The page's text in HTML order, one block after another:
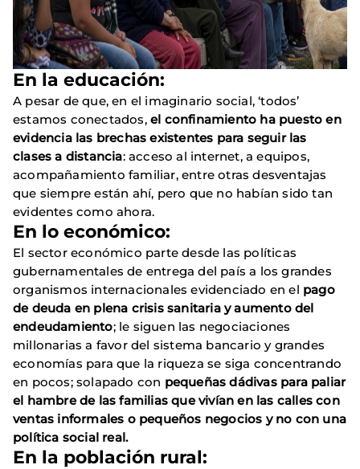
En la educación:
A pesar de que, en el imaginario social, ‘todos’
estamos conectados, el confinamiento ha puesto en
evidencia las brechas existentes para seguir las
clases a distancia: acceso al internet, a equipos,
acompañamiento familiar, entre otras desventajas
que siempre están ahí, pero que no habían sido tan
evidentes como ahora.
En lo económico:
El sector económico parte desde las políticas
gubernamentales de entrega del país a los grandes
organismos internacionales evidenciado en el pago
de deuda en plena crisis sanitaria y aumento del
endeudamiento; le siguen las negociaciones
millonarias a favor del sistema bancario y grandes
economías para que la riqueza se siga concentrando
en pocos; solapado con pequeñas dádivas para paliar
el hambre de las familias que vivían en las calles con
ventas informales o pequeños negocios y no con una
política social real.
En la población rural: